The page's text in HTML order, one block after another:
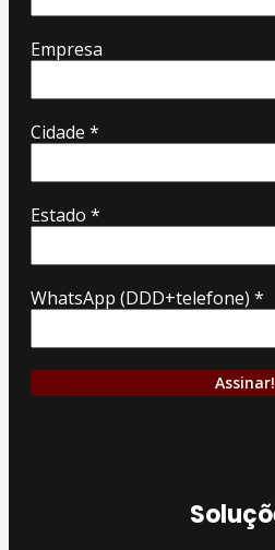
Empresa
Cidade *
Estado *
WhatsApp (DDD+telefone) *